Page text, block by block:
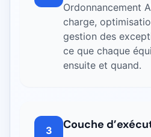
Ordonnancement
charge,
gestion des
ce que chaque
ensuite et quand.
3 Couche